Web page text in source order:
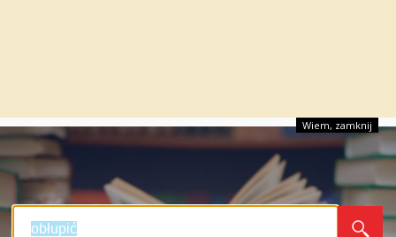
Wiem, zamknij